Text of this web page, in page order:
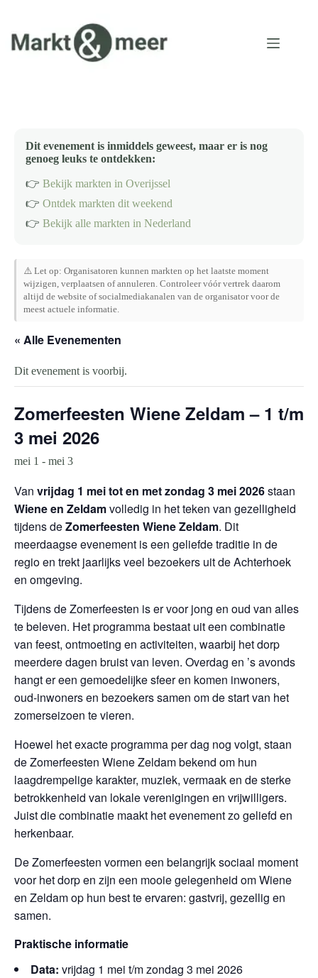
inhoud
Dit evenement is inmiddels geweest, maar er is nog
genoeg leuks te ontdekken:
👉 Bekijk markten in Overijssel
👉 Ontdek markten dit weekend
👉 Bekijk alle markten in Nederland
⚠️ Let op: Organisatoren kunnen markten op het laatste moment
wijzigen, verplaatsen of annuleren. Controleer vóór vertrek daarom
altijd de website of socialmediakanalen van de organisator voor de
meest actuele informatie.
« Alle Evenementen
Dit evenement is voorbij.
Zomerfeesten Wiene Zeldam – 1 t/m
3 mei 2026
mei 1 - mei 3
Van vrijdag 1 mei tot en met zondag 3 mei 2026staan
Wiene en Zeldamvolledig in het teken van gezelligheid
tijdens deZomerfeesten Wiene Zeldam. Dit
meerdaagse evenement is een geliefde traditie in de
regio en trekt jaarlijks veel bezoekers uit de Achterhoek
en omgeving.
Tijdens de Zomerfeesten is er voor jong en oud van alles
te beleven. Het programma bestaat uit een combinatie
van feest, ontmoeting en activiteiten, waarbij het dorp
meerdere dagen bruist van leven. Overdag en ’s avonds
hangt er een gemoedelijke sfeer en komen inwoners,
oud-inwoners en bezoekers samen om de start van het
zomerseizoen te vieren.
Hoewel het exacte programma per dag nog volgt, staan
de Zomerfeesten Wiene Zeldam bekend om hun
laagdrempelige karakter, muziek, vermaak en de sterke
betrokkenheid van lokale verenigingen en vrijwilligers.
Juist die combinatie maakt het evenement zo geliefd en
herkenbaar.
De Zomerfeesten vormen een belangrijk sociaal moment
voor het dorp en zijn een mooie gelegenheid om Wiene
en Zeldam op hun best te ervaren: gastvrij, gezellig en
samen.
Praktische informatie
Data: vrijdag 1 mei t/m zondag 3 mei 2026